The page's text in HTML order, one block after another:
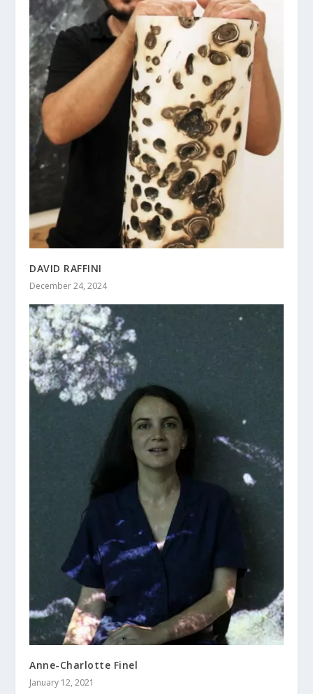
DAVID RAFFINI
December 24, 2024
Anne-Charlotte Finel
January 12, 2021